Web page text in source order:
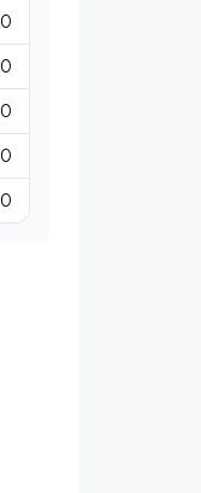
0
0
0
0
0